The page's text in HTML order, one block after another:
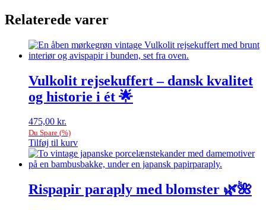
Relaterede varer
Vulkolit rejsekuffert – dansk kvalitet
og historie i ét 🌟
475,00 kr.
Du Spare (%)
Tilføj til kurv
Rispapir paraply med blomster 🌿🌺